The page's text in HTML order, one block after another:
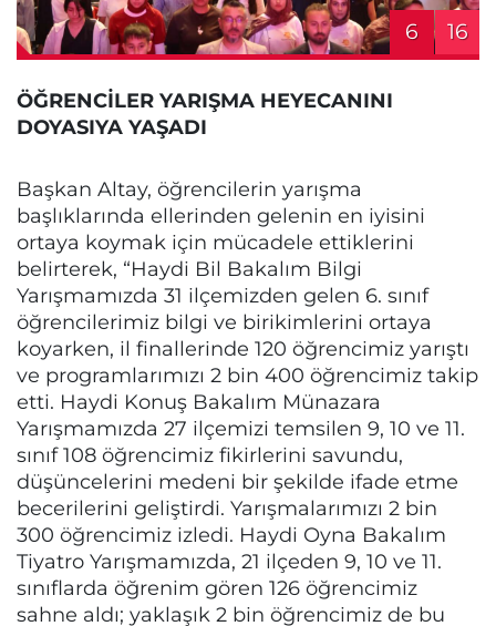
6 16
ÖĞRENCİLER YARIŞMA HEYECANINI
DOYASIYA YAŞADI
Başkan Altay, öğrencilerin yarışma
başlıklarında ellerinden gelenin en iyisini
ortaya koymak için mücadele ettiklerini
belirterek, “Haydi Bil Bakalım Bilgi
Yarışmamızda 31 ilçemizden gelen 6. sınıf
öğrencilerimiz bilgi ve birikimlerini ortaya
koyarken, il finallerinde 120 öğrencimiz yarıştı
ve programlarımızı 2 bin 400 öğrencimiz takip
etti. Haydi Konuş Bakalım Münazara
Yarışmamızda 27 ilçemizi temsilen 9, 10 ve 11.
sınıf 108 öğrencimiz fikirlerini savundu,
düşüncelerini medeni bir şekilde ifade etme
becerilerini geliştirdi. Yarışmalarımızı 2 bin
300 öğrencimiz izledi. Haydi Oyna Bakalım
Tiyatro Yarışmamızda, 21 ilçeden 9, 10 ve 11.
sınıflarda öğrenim gören 126 öğrencimiz
sahne aldı; yaklaşık 2 bin öğrencimiz de bu